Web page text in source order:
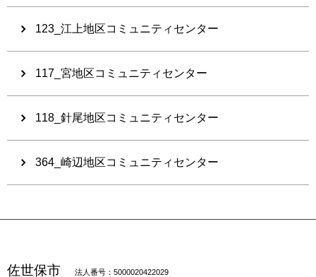
123_江上地区コミュニティセンター
117_宮地区コミュニティセンター
118_針尾地区コミュニティセンター
364_崎辺地区コミュニティセンター
佐世保市 法人番号：5000020422029